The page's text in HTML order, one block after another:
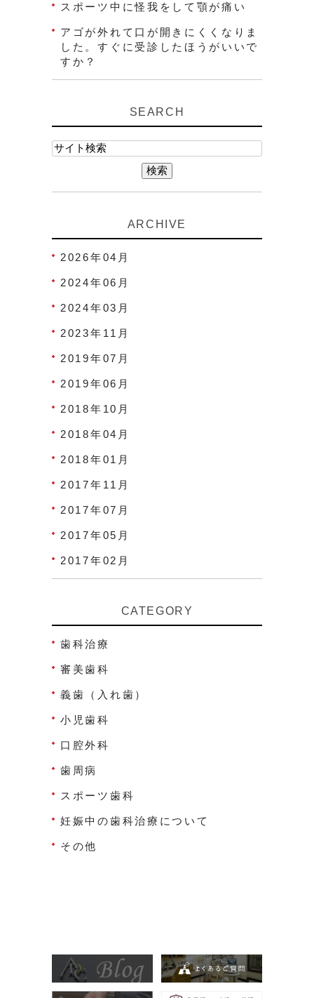
スポーツ中に怪我をして顎が痛い
アゴが外れて口が開きにくくなりま
した。すぐに受診したほうがいいで
すか？
SEARCH
ARCHIVE
2026年04月
2024年06月
2024年03月
2023年11月
2019年07月
2019年06月
2018年10月
2018年04月
2018年01月
2017年11月
2017年07月
2017年05月
2017年02月
CATEGORY
歯科治療
審美歯科
義歯（入れ歯）
小児歯科
口腔外科
歯周病
スポーツ歯科
妊娠中の歯科治療について
その他